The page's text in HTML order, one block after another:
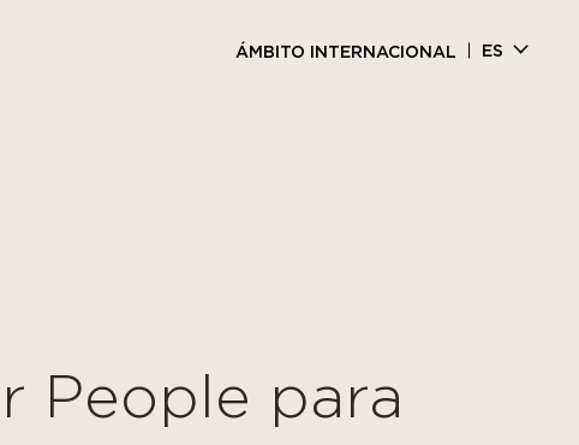
ÁMBITO INTERNACIONAL ES
People para